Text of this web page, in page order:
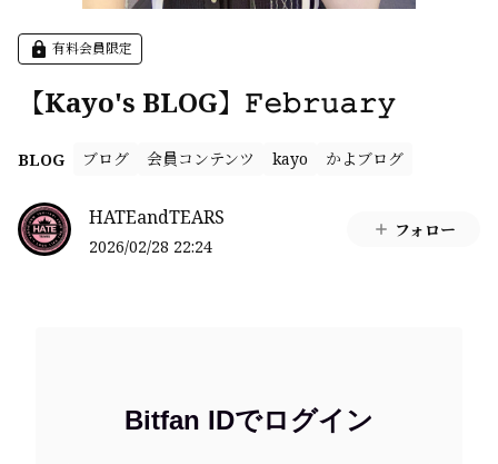
有料会員限定
【Kayo's BLOG】𝙵𝚎𝚋𝚛𝚞𝚊𝚛𝚢
BLOG ブログ 会員コンテンツ kayo かよブログ
HATEandTEARS
2026/02/28 22:24
フォロー
Bitfan IDでログイン